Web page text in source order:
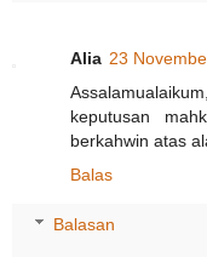
Alia 23
keputusan
berkahwin atas
Balas
Balasan